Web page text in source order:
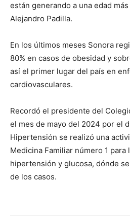
están generando a una edad
Alejandro Padilla.
En los últimos meses Sonora
80% en casos de obesidad y
así el primer lugar del país en
cardiovasculares.
Recordó el presidente del
el mes de mayo del 2024 por el
Hipertensión se realizó una
Medicina Familiar número 1
hipertensión y glucosa, dónde
de los casos.